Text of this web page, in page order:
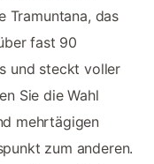
Tramuntana, das
fast 90
und steckt voller
Sie die Wahl
mehrtägigen
zum anderen.